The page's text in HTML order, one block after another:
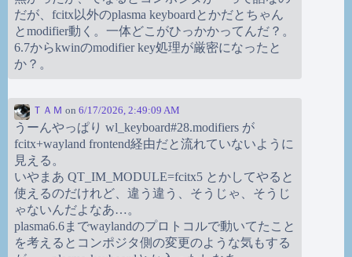
だが、fcitx以外のplasma keyboardとかだとちゃん
とmodifier動く。一体どこがひっかかってんだ？。
6.7からkwinのmodifier key処理が厳密になったと
か？。
ＴＡＭ on 6/17/2026, 2:49:09 AM
うーんやっぱり wl_keyboard#28.modifiers が
fcitx+wayland frontend経由だと流れていないように
見える。
いやまあ QT_IM_MODULE=fcitx5 とかしてやると
使えるのだけれど、違う違う、そうじゃ、そうじ
ゃないんだよなあ…。
plasma6.6までwaylandのプロトコルで動いてたこと
を考えるとコンポジタ側の変更のような気もする